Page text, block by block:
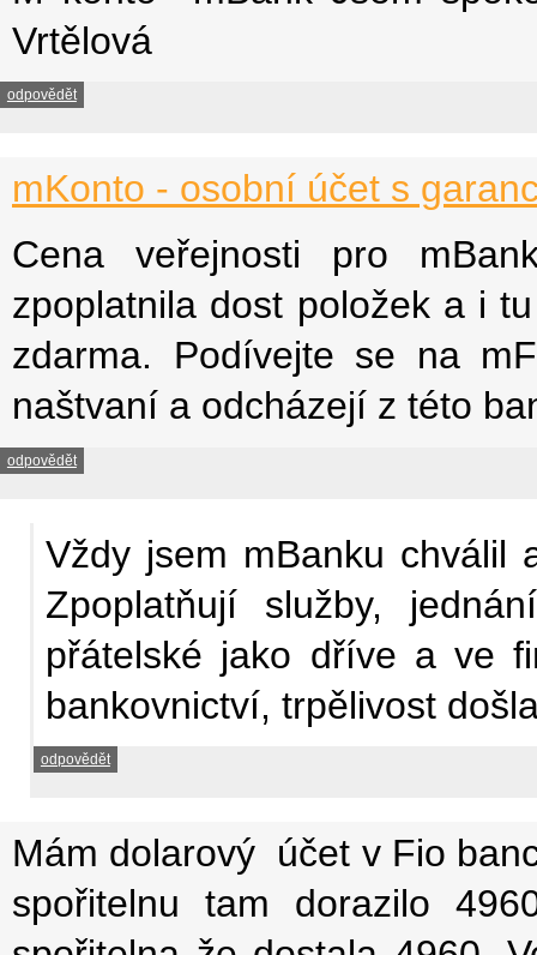
Vrtělová
odpovědět
mKonto - osobní účet s
Cena veřejnosti pro
zpoplatnila dost položek a i
zdarma. Podívejte se na
naštvaní a odcházejí z této
odpovědět
Vždy jsem mBanku chválil
Zpoplatňují služby,
přátelské jako dříve a ve
bankovnictví, trpělivost
odpovědět
Mám dolarový účet v Fio
spořitelnu tam dorazilo